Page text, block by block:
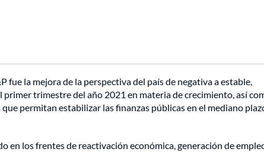
fue la mejora de la perspectiva del país de negativa a estable,
trimestre del año 2021 en materia de crecimiento, así
permitan estabilizar las finanzas públicas en el mediano
los frentes de reactivación económica, generación de